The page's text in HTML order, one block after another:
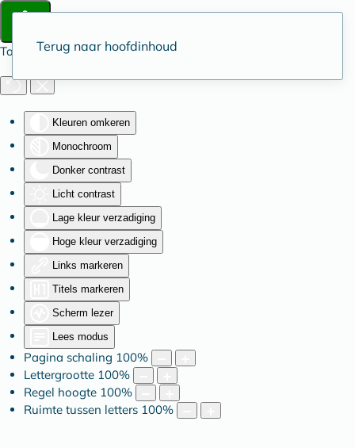
Toegankelijkheid
Kleuren omkeren
Monochroom
Donker contrast
Licht contrast
Lage kleur verzadiging
Hoge kleur verzadiging
Links markeren
Titels markeren
Scherm lezer
Lees modus
Pagina schaling 100%
Lettergrootte 100%
Regel hoogte 100%
Ruimte tussen letters 100%
Terug naar hoofdinhoud